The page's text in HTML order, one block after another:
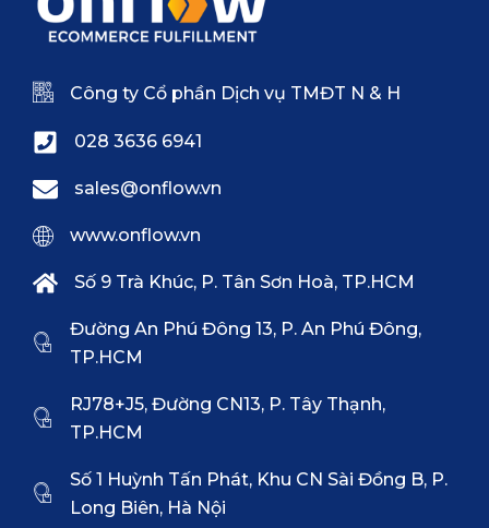
Công ty Cổ phần Dịch vụ TMĐT N & H
028 3636 6941
sales@onflow.vn
www.onflow.vn
Số 9 Trà Khúc, P. Tân Sơn Hoà, TP.HCM
Đường An Phú Đông 13, P. An Phú Đông,
TP.HCM
RJ78+J5, Đường CN13, P. Tây Thạnh,
TP.HCM
Số 1 Huỳnh Tấn Phát, Khu CN Sài Đồng B, P.
Long Biên, Hà Nội